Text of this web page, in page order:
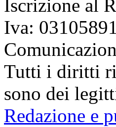
Iscrizione al
Iva:
Tutti i diritti
sono dei
Redazione e